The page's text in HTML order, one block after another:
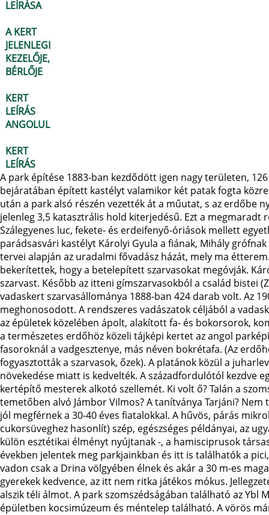
LEÍRÁSA
A KERT
JELENLEGI
KEZELŐJE,
BÉRLŐJE
KERT
LEÍRÁS
ANGOLUL
KERT
LEÍRÁS
A park építése 1883-ban kezdődött igen nagy területen,
bejáratában épített kastélyt valamikor két patak fogta
után a park alsó részén vezették át a műutat, s az
jelenleg 3,5 katasztrális hold kiterjedésű. Ezt a megmaradt
Szálegyenes luc, fekete- és erdeifenyő-óriások mellett
parádsasvári kastélyt Károlyi Gyula a fiának, Mihály
tervei alapján az uradalmi fővadász házát, mely ma
bekerítettek, hogy a betelepített szarvasokat megóvják.
szarvast. Később az itteni gímszarvasokból a család bistei
vadaskert szarvasállománya 1888-ban 424 darab volt. Az
meghonosodott. A rendszeres vadászatok céljából a
az épületek közelében ápolt, alakított fa- és bokorsorok,
a természetes erdőhöz közeli tájképi kertet az angol
fasoroknál a vadgesztenye, más néven bokrétafa. (Az
fogyasztották a szarvasok, őzek). A platánok közül a
növekedése miatt is kedvelték. A századfordulótól kezdve
kertépítő mesterek alkotó szellemét. Ki volt ő? Talán a
temetőben alvó Jámbor Vilmos? A tanítványa Tarjáni?
jól megférnek a 30-40 éves fiatalokkal. A hűvös, párás
cukorsüveghez hasonlít) szép, egészséges példányai, az
külön esztétikai élményt nyújtanak -, a hamisciprusok
években jelentek meg parkjainkban és itt is találhatók a
vadon csak a Drina völgyében élnek és akár a 30 m-es
gyerekek kedvence, az itt nem ritka játékos mókus.
alszik téli álmot. A park szomszédságában található az
épületben kocsimúzeum és méntelep található. A vörös